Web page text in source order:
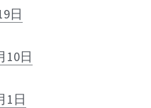
日
10日
1日